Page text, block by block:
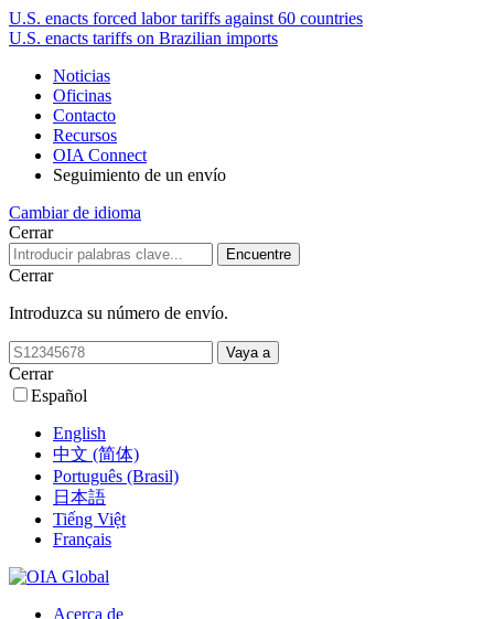
U.S. enacts forced labor tariffs against 60 countries
U.S. enacts tariffs on Brazilian imports
Noticias
Oficinas
Contacto
Recursos
OIA Connect
Seguimiento de un envío
Cambiar de idioma
Cerrar
Cerrar
Introduzca su número de envío.
Cerrar
Español
English
中文 (简体)
Português (Brasil)
日本語
Tiếng Việt
Français
Acerca de